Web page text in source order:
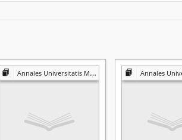
Annales Universitatis Mariae Curie-Skłodowska. Sectio D, Medicina Annales Universitatis Mariae Curie-